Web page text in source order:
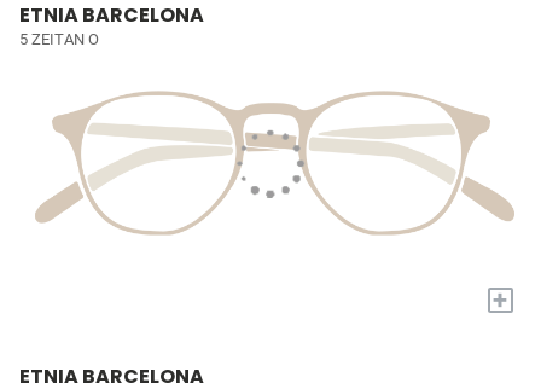
ETNIA BARCELONA
5 ZEITAN O
+
ETNIA BARCELONA